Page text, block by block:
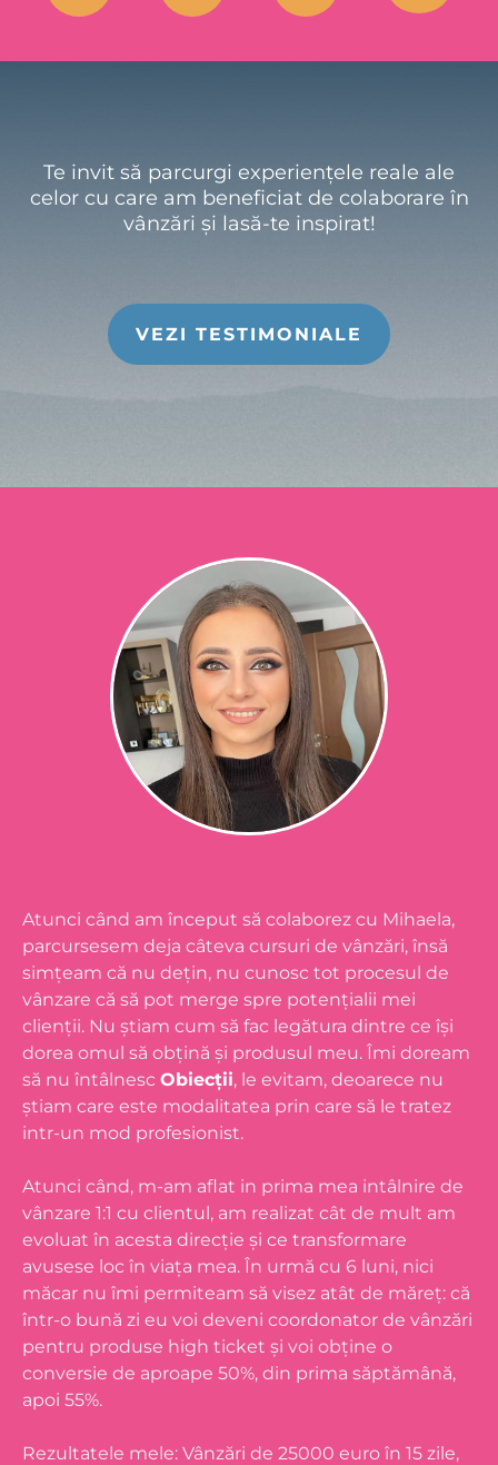
Te invit să parcurgi experiențele reale ale
celor cu care am beneficiat de colaborare în
vânzări și lasă-te inspirat!
VEZI TESTIMONIALE
Atunci când am început să colaborez cu Mihaela,
parcursesem deja câteva cursuri de vânzări, însă
simțeam că nu dețin, nu cunosc tot procesul de
vânzare că să pot merge spre potențialii mei
clienții. Nu știam cum să fac legătura dintre ce își
dorea omul să obțină și produsul meu. Îmi doream
să nu întâlnesc Obiecții, le evitam, deoarece nu
știam care este modalitatea prin care să le tratez
intr-un mod profesionist.
Atunci când, m-am aflat in prima mea intâlnire de
vânzare 1:1 cu clientul, am realizat cât de mult am
evoluat în acesta direcție și ce transformare
avusese loc în viața mea. În urmă cu 6 luni, nici
măcar nu îmi permiteam să visez atât de măreț: că
într-o bună zi eu voi deveni coordonator de vânzări
pentru produse high ticket și voi obține o
conversie de aproape 50%, din prima săptămână,
apoi 55%.
Rezultatele mele: Vânzări de 25000 euro în 15 zile,